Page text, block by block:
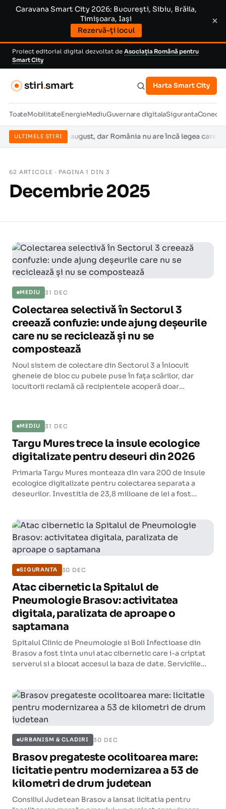
Caravana Smart City 2026: București, Sibiu, Brăila,
Timișoara, Iași
Rezervă-ți locul
×
Proiect editorial digital dezvoltat de Asociația Română pentru
Smart City
stiri.smart Harta Smart City
ToateMobilitateEnergieMediuGuvernare digitalaSiguranta
ULTIMELE STIRI
2 august, dar România nu are încă legea care stabilește
62 ARTICOLE · PAGINA 1 DIN 3
Decembrie 2025
MEDIU 31 DEC
Colectarea selectivă în Sectorul 3
creează confuzie: unde ajung deșeurile
care nu se reciclează și nu se
compostează
Noul sistem de colectare din Sectorul 3 a înlocuit
ghenele de bloc cu pubele puse în fața scărilor, dar
locuitorii reclamă că recipientele acoperă doar
MEDIU 31 DEC
Targu Mures trece la insule ecologice
digitalizate pentru deseuri din 2026
Primaria Targu Mures monteaza din vara 200 de insule
ecologice digitalizate pentru colectarea separata a
deseurilor. Investitia de 23,8 milioane de lei a fost
SIGURANTA 30 DEC
Atac cibernetic la Spitalul de
Pneumologie Brasov: activitatea
digitala, paralizata de aproape o
saptamana
Spitalul Clinic de Pneumologie si Boli Infectioase din
Brasov a fost tinta unui atac cibernetic care i-a criptat
serverul si a blocat accesul la baza de date. Serviciile
URBANISM & CLADIRI 30 DEC
Brasov pregateste ocolitoarea mare:
licitatie pentru modernizarea a 53 de
kilometri de drum judetean
Consiliul Judetean Brasov a lansat licitatia pentru